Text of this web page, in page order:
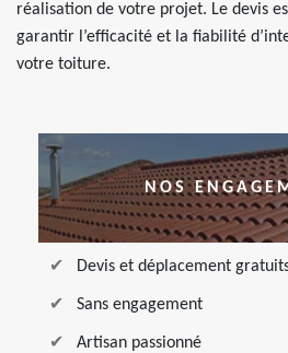
réalisation de votre projet. Le devis
garantir l’efficacité et la fiabilité
votre toiture.
NOS
Devis et déplacement
Sans engagement
Artisan passionné